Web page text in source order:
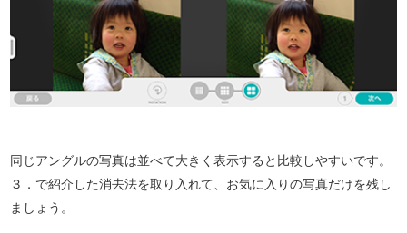
同じアングルの写真は並べて大きく表示すると比較しやすいです。
３．で紹介した消去法を取り入れて、お気に入りの写真だけを残し
ましょう。